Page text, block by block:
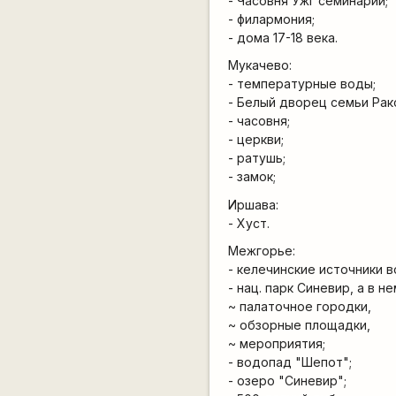
- филармония;
- дома 17-18 века.
Мукачево:
- температурные воды;
- Белый дворец семьи
- часовня;
- церкви;
- ратушь;
- замок;
Иршава:
- Хуст.
Межгорье:
- келечинские источники
- нац. парк Синевир, а в
~ палаточное городки,
~ обзорные площадки,
~ мероприятия;
- водопад "Шепот";
- озеро "Синевир";